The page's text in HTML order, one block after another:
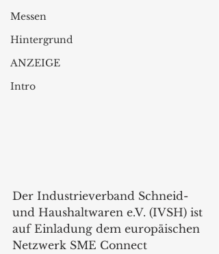
Messen
Hintergrund
ANZEIGE
Intro
Der Industrieverband Schneid-
und Haushaltwaren e.V. (IVSH) ist
auf Einladung dem europäischen
Netzwerk SME Connect